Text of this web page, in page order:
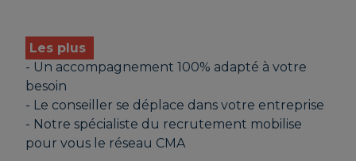
Les plus
- Un accompagnement 100% adapté à votre
besoin
- Le conseiller se déplace dans votre entreprise
- Notre spécialiste du recrutement mobilise
pour vous le réseau CMA